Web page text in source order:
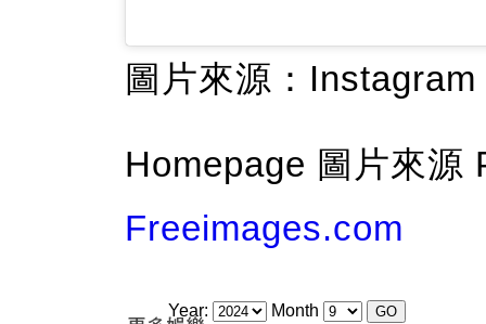
圖片來源：
Homepage 圖片來源
Freeimages.com
Year: Month